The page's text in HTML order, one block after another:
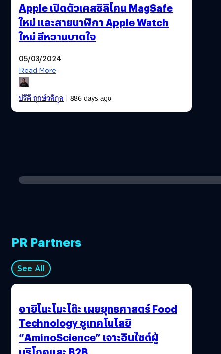
Apple เปิดตัวเคสซิลิโคน MagSafe
ใหม่ และสายนาฬิกา Apple Watch
ใหม่ สีหวานบาดใจ
05/03/2024
Read More
ปรีดี ฤกษ์วลีกุล| 886 days ago
PR Partners
See All
อายิโนะโมะโต๊ะ เผยยุทธศาสตร์ Food
Technology ชูเทคโนโลยี
“AminoScience” เจาะอินไซต์ผู้